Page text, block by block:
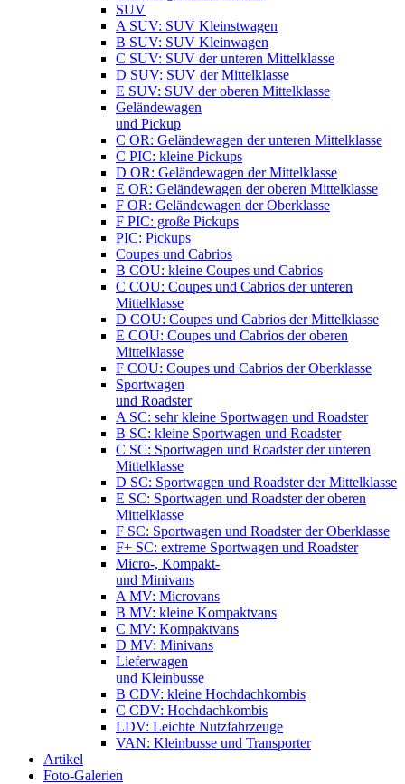
SUV
A SUV: SUV Kleinstwagen
B SUV: SUV Kleinwagen
C SUV: SUV der unteren Mittelklasse
D SUV: SUV der Mittelklasse
E SUV: SUV der oberen Mittelklasse
Geländewagen
und Pickup
C OR: Geländewagen der unteren Mittelklasse
C PIC: kleine Pickups
D OR: Geländewagen der Mittelklasse
E OR: Geländewagen der oberen Mittelklasse
F OR: Geländewagen der Oberklasse
F PIC: große Pickups
PIC: Pickups
Coupes und Cabrios
B COU: kleine Coupes und Cabrios
C COU: Coupes und Cabrios der unteren
Mittelklasse
D COU: Coupes und Cabrios der Mittelklasse
E COU: Coupes und Cabrios der oberen
Mittelklasse
F COU: Coupes und Cabrios der Oberklasse
Sportwagen
und Roadster
A SC: sehr kleine Sportwagen und Roadster
B SC: kleine Sportwagen und Roadster
C SC: Sportwagen und Roadster der unteren
Mittelklasse
D SC: Sportwagen und Roadster der Mittelklasse
E SC: Sportwagen und Roadster der oberen
Mittelklasse
F SC: Sportwagen und Roadster der Oberklasse
F+ SC: extreme Sportwagen und Roadster
Micro-, Kompakt-
und Minivans
A MV: Microvans
B MV: kleine Kompaktvans
C MV: Kompaktvans
D MV: Minivans
Lieferwagen
und Kleinbusse
B CDV: kleine Hochdachkombis
C CDV: Hochdachkombis
LDV: Leichte Nutzfahrzeuge
VAN: Kleinbusse und Transporter
Artikel
Foto-Galerien